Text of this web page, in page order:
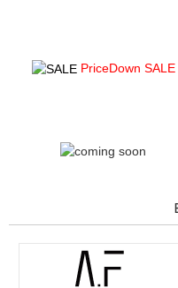
PriceDown SALE